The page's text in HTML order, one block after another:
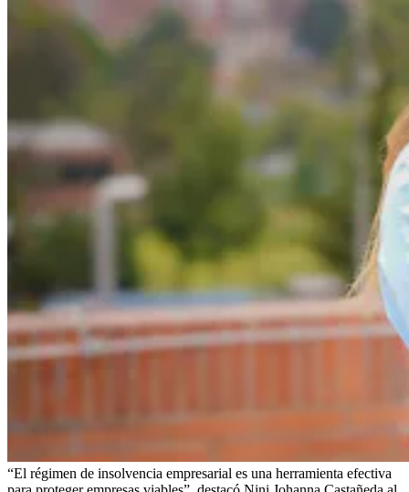
“El régimen de insolvencia empresarial es una herramienta efectiva